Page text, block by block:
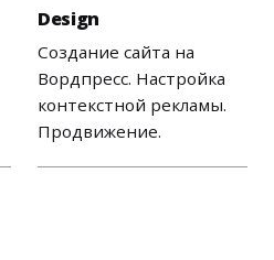
Design
Создание сайта на
Вордпресс. Настройка
контекстной рекламы.
Продвижение.